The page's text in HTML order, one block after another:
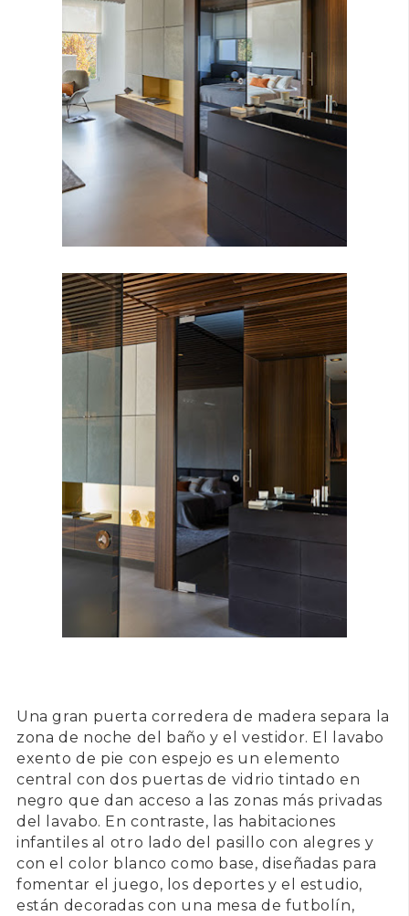
Una gran puerta corredera de madera separa la
zona de noche del baño y el vestidor. El lavabo
exento de pie con espejo es un elemento
central con dos puertas de vidrio tintado en
negro que dan acceso a las zonas más privadas
del lavabo. En contraste, las habitaciones
infantiles al otro lado del pasillo con alegres y
con el color blanco como base, diseñadas para
fomentar el juego, los deportes y el estudio,
están decoradas con una mesa de futbolín,